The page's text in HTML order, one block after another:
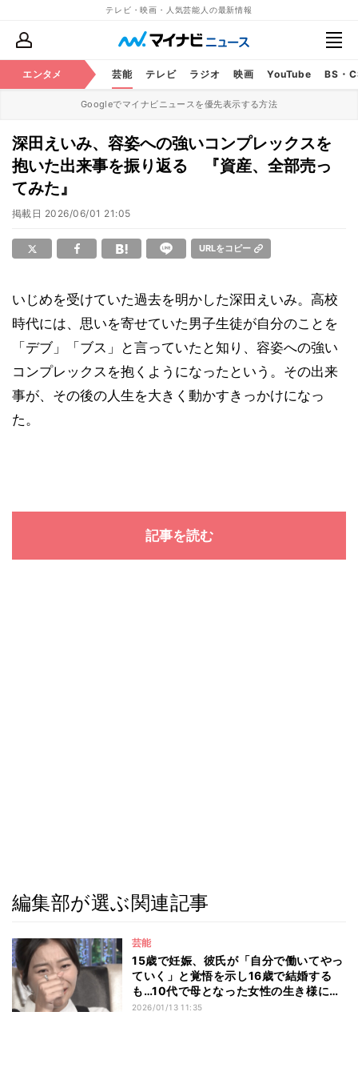
テレビ・映画・人気芸能人の最新情報
エンタメ 芸能 テレビ ラジオ 映画 YouTube BS・
Googleでマイナビニュースを優先表示する方法
深田えいみ、容姿への強いコンプレックスを
抱いた出来事を振り返る 『資産、全部売っ
てみた』
掲載日 2026/06/01 21:05
URLをコピー
いじめを受けていた過去を明かした深田えいみ。高校
時代には、思いを寄せていた男子生徒が自分のことを
「デブ」「ブス」と言っていたと知り、容姿への強い
コンプレックスを抱くようになったという。その出来
事が、その後の人生を大きく動かすきっかけになっ
た。
記事を読む
編集部が選ぶ関連記事
芸能
15歳で妊娠、彼氏が「自分で働いてやっ
ていく」と覚悟を示し16歳で結婚する
も…10代で母となった女性の生き様に榎
原依那も思わず号泣 『愛のハイエナ
2026/01/13 11:35